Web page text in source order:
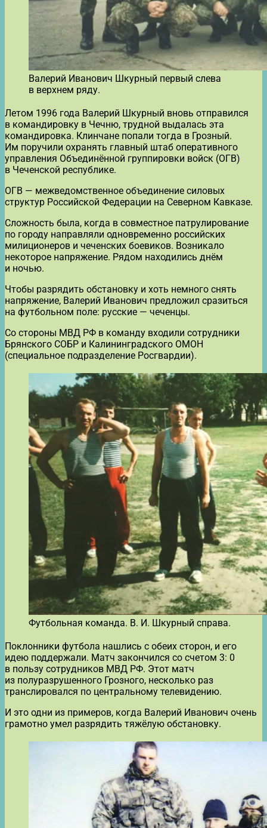
Валерий Иванович Шкурный первый слева
в верхнем ряду.
Летом 1996 года Валерий Шкурный вновь отправился
в командировку в Чечню, трудной выдалась эта
командировка. Клинчане попали тогда в Грозный.
Им поручили охранять главный штаб оперативного
управления Объединённой группировки войск (ОГВ)
в Чеченской республике.
ОГВ — межведомственное объединение силовых
структур Российской Федерации на Северном Кавказе.
Сложность была, когда в совместное патрулирование
по городу направляли одновременно российских
милиционеров и чеченских боевиков. Возникало
некоторое напряжение. Рядом находились днём
и ночью.
Чтобы разрядить обстановку и хоть немного снять
напряжение, Валерий Иванович предложил сразиться
на футбольном поле: русские — чеченцы.
Со стороны МВД РФ в команду входили сотрудники
Брянского СОБР и Калининградского ОМОН
(специальное подразделение Росгвардии).
Футбольная команда. В. И. Шкурный справа.
Поклонники футбола нашлись с обеих сторон, и его
идею поддержали. Матч закончился со счетом 3: 0
в пользу сотрудников МВД РФ. Этот матч
из полуразрушенного Грозного, несколько раз
транслировался по центральному телевидению.
И это одни из примеров, когда Валерий Иванович очень
грамотно умел разрядить тяжёлую обстановку.